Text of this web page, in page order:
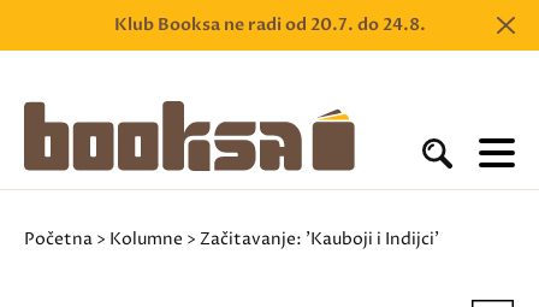
Klub Booksa ne radi od 20.7. do 24.8.
Početna > Kolumne > Začitavanje: 'Kauboji i Indijci'